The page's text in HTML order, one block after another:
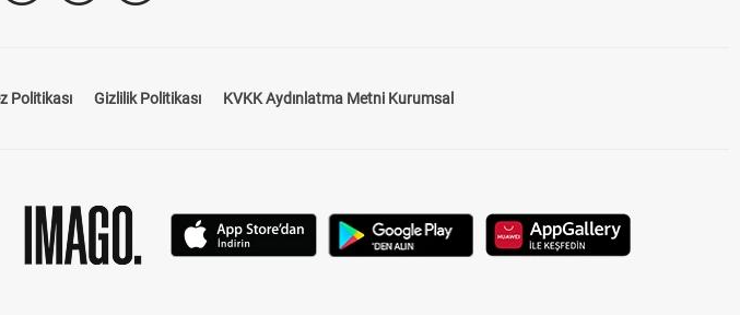
Politikası Gizlilik Politikası KVKK Aydınlatma Metni Kurumsal